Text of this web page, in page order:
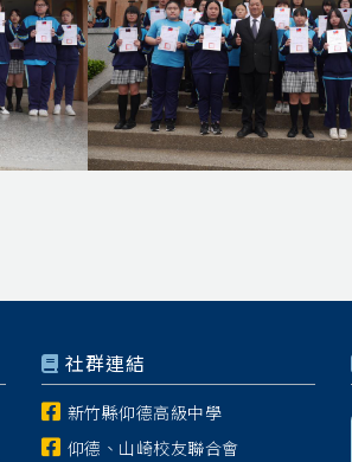
社群連結
新竹縣仰德高級中學
仰德、山崎校友聯合會